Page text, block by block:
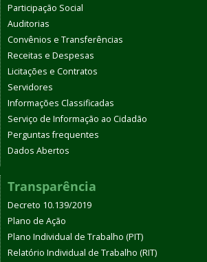
Participação Social
Auditorias
Convênios e Transferências
Receitas e Despesas
Licitações e Contratos
Servidores
Informações Classificadas
Serviço de Informação ao Cidadão
Perguntas frequentes
Dados Abertos
Transparência
Decreto 10.139/2019
Plano de Ação
Plano Individual de Trabalho (PIT)
Relatório Individual de Trabalho (RIT)